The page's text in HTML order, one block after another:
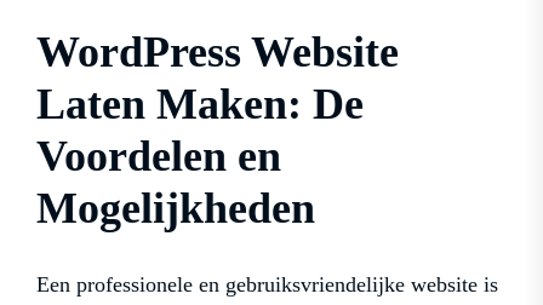
WordPress Website
Laten Maken: De
Voordelen en
Mogelijkheden
Een professionele en gebruiksvriendelijke website is